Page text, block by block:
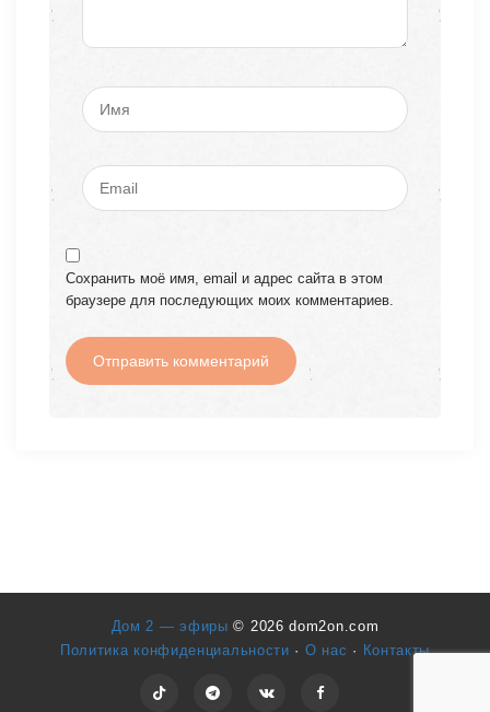
Сохранить моё имя, email и адрес сайта в этом
браузере для последующих моих комментариев.
Дом 2 — эфиры© 2026 dom2on.com
Политика конфиденциальности · О нас · Контакты